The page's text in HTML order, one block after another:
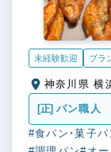
未経験歓迎 ブラ
[正] パン職人
#食パン・菓子パ